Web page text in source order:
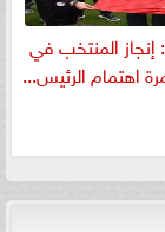
المنتخب في
اهتمام الرئيس...